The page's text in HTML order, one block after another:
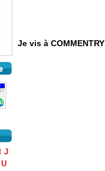
Je vis à COMMENTRY
J
U